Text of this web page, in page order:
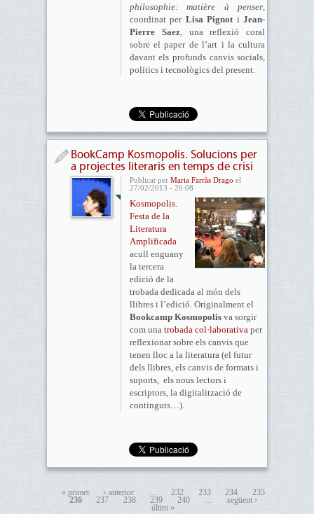
philosophie: matière à penser,
coordinat per Lisa PignotiJean-
Pierre Saez, una reflexió coral
sobre el paper de l’art i la cultura
davant els profunds canvis socials,
polítics i tecnològics del present.
BookCamp Kosmopolis. Solucions per
a projectes literaris en temps de crisi
Publicat per Maria Farràs Drago el
27/02/2013 - 20:08
Kosmopolis.
Festa de la
Literatura
Amplificada
acull enguany
la tercera
edició de la
trobada dedicada al món dels
llibres i l’edició. Originalment el
Bookcamp Kosmopolisva sorgir
com una trobada col·laborativaper
reflexionar sobre els canvis que
tenen lloc a la literatura (el futur
dels llibres, els canvis de formats i
suports, els nous lectors i
escriptors, la digitalització de
continguts…).
« primer ‹ anterior … 232 233 234
235
236
237 238 239 240 …
següent ›
últim »